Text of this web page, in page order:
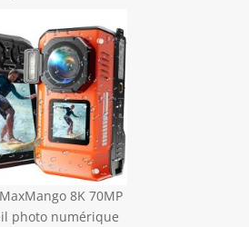
8K 70MP
photo numérique